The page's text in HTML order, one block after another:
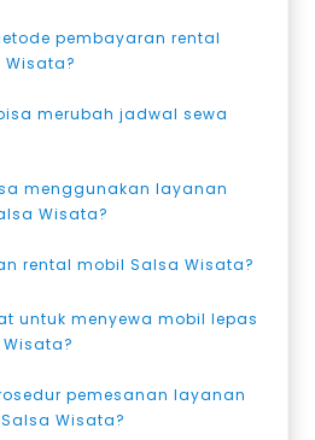
pembayaran rental
merubah jadwal sewa
menggunakan layanan
Wisata?
rental mobil Salsa Wisata?
untuk menyewa mobil lepas
pemesanan layanan
Wisata?